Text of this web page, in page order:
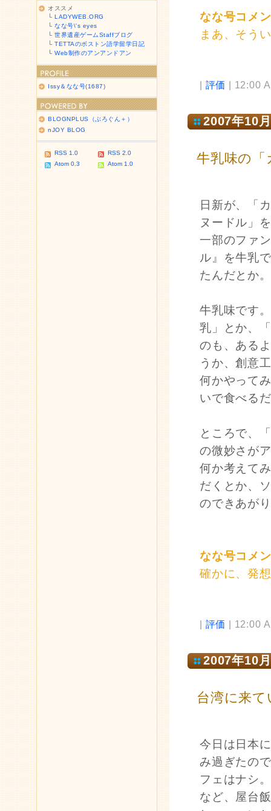
なな号コ
まあ、そう
| 評価 | 12:00
2007年10
牛乳味の
日新が、「
ヌードル」
一部のファ
ル』を牛乳
たんだとか。
牛乳味です
乳」とか、
のも、ある
うか、創意
何かやって
いで食べる
ところで、
の微妙さが
何か考えて
だくとか、
のできあが
なな号コ
確かに、発
| 評価 | 12:00
2007年10
台湾に来
今日は日本
み過ぎたの
フェはナシ
など、屋台
オススメ
└LADYWEB.ORG
└なな号\'s eyes
└世界遺産ゲームStaffブログ
└TETTAのボストン語学留学日記
└Web制作のアンアンドアン
Issy＆なな号(1687)
BLOGNPLUS（ぶろぐん＋）
nJOY BLOG
RSS 1.0
RSS 2.0
Atom 0.3
Atom 1.0